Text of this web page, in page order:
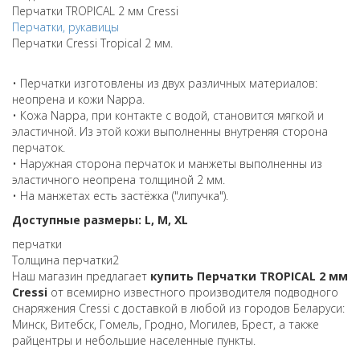
Перчатки TROPICAL 2 мм Cressi
Перчатки, рукавицы
Перчатки Cressi Tropical 2 мм.
• Перчатки изготовлены из двух различных материалов:
неопрена и кожи Nappa.
• Кожа Nappa, при контакте с водой, становится мягкой и
эластичной. Из этой кожи выполненны внутреняя сторона
перчаток.
• Наружная сторона перчаток и манжеты выполненны из
эластичного неопрена толщиной 2 мм.
• На манжетах есть застёжка ("липучка").
Доступные размеры: L, M, XL
перчатки
Толщина перчатки2
Наш магазин предлагает купить Перчатки TROPICAL 2 мм
Cressi от всемирно известного производителя подводного
снаряжения Cressi с доставкой в любой из городов Беларуси:
Минск, Витебск, Гомель, Гродно, Могилев, Брест, а также
райцентры и небольшие населенные пункты.